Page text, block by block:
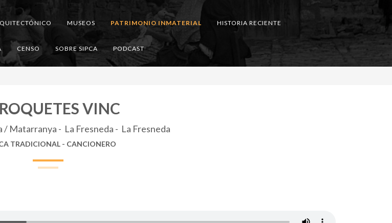
MUSEOS PATRIMONIO INMATERIAL HISTORIA RECIENTE
CENSO SOBRE SIPCA PODCAST
VINC
Matarranya - La Fresneda - La Fresneda
TRADICIONAL - CANCIONERO